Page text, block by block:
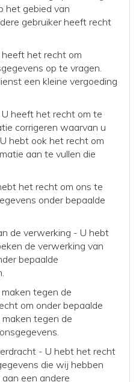
het gebied van
gebruiker heeft recht
het recht om
op te vragen.
een kleine vergoeding
heeft het recht om te
corrigeren waarvan u
hebt ook het recht om
aan te vullen die
het recht om ons te
onder bepaalde
de verwerking - U hebt
de verwerking van
bepaalde
tegen de
om onder bepaalde
tegen de
- U hebt het recht
die wij hebben
een andere